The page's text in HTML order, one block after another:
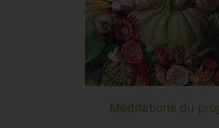
Méditations du